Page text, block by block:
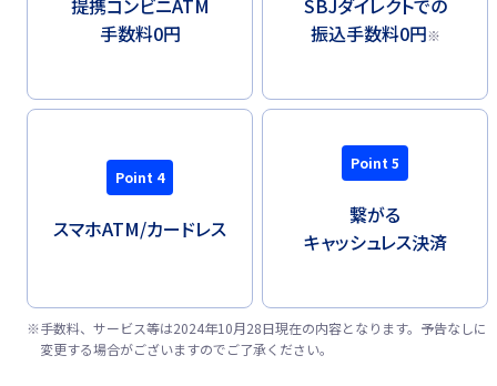
提携コンビニATM
手数料0円
SBJダイレクトでの
振込手数料0円※
Point 4
スマホATM/カードレス
Point 5
繋がる
キャッシュレス決済
※手数料、サービス等は2024年10月28日現在の内容となります。予告なしに
変更する場合がございますのでご了承ください。